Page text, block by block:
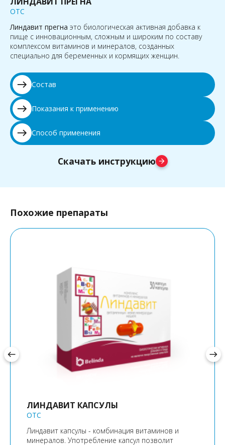
OTC
Линдавит прегна это биологическая активная добавка к
пище c инновационным, сложным и широким по составу
комплексом витаминов и минералов, созданных
специально для беременных и кормящих женщин.
east Состав
east Показания к применению
east Способ применения
Скачать инструкцию arrow_forward
Похожие препараты
ЛИНДАВИТ КАПСУЛЫ
OTC
Линдавит капсулы - комбинация витаминов и
минералов. Употребление капсул позволит
west east